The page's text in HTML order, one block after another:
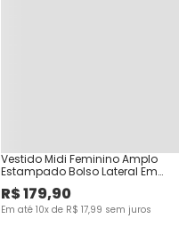
Vestido Midi Feminino Amplo
Estampado Bolso Lateral Em
Viscose Stretch
R$179,90
Em até 10x de R$ 17,99 sem juros